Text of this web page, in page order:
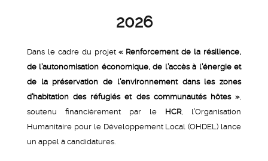
2026
Dans le cadre du projet« Renforcement de la résilience,
de l’autonomisation économique, de l’accès à l’énergie et
de la préservation de l’environnement dans les zones
d’habitation des réfugiés et des communautés hôtes »,
soutenu financièrement par le HCR, l’Organisation
Humanitaire pour le Développement Local (OHDEL) lance
un appel à candidatures.